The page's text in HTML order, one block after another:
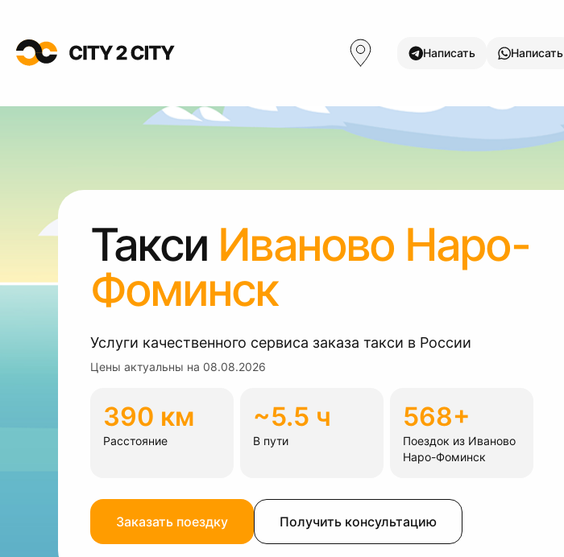
Написать Написать
Такси Иваново Наро-
Фоминск
Услуги качественного сервиса заказа такси в России
Цены актуальны на 08.08.2026
390 км
Расстояние
~5.5 ч
В пути
568+
Поездок из Иваново
Наро-Фоминск
Заказать поездку Получить консультацию